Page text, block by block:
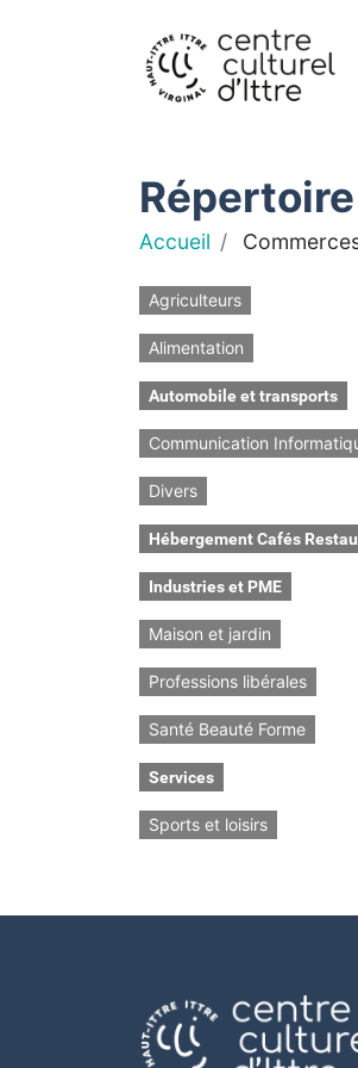
Accueil
Agriculteurs
Alimentation
Automobile et transports
Communication
Divers
Hébergement Cafés
Industries et PME
Maison et jardin
Professions libérales
Santé Beauté Forme
Services
Sports et loisirs